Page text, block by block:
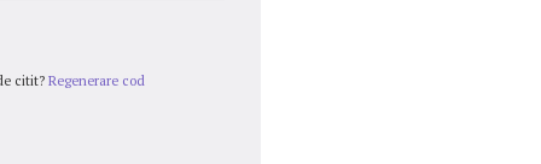
citit? Regenerare cod